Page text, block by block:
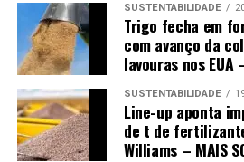
SUSTENTABILIDADE
Trigo fecha em
com avanço da
lavouras nos EUA
SUSTENTABILIDADE
Line-up aponta
de t de
Williams – MAIS